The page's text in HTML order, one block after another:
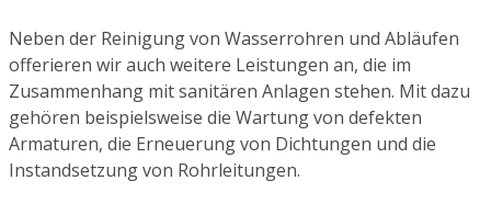
Neben der Reinigung von Wasserrohren und Abläufen
offerieren wir auch weitere Leistungen an, die im
Zusammenhang mit sanitären Anlagen stehen. Mit dazu
gehören beispielsweise die Wartung von defekten
Armaturen, die Erneuerung von Dichtungen und die
Instandsetzung von Rohrleitungen.